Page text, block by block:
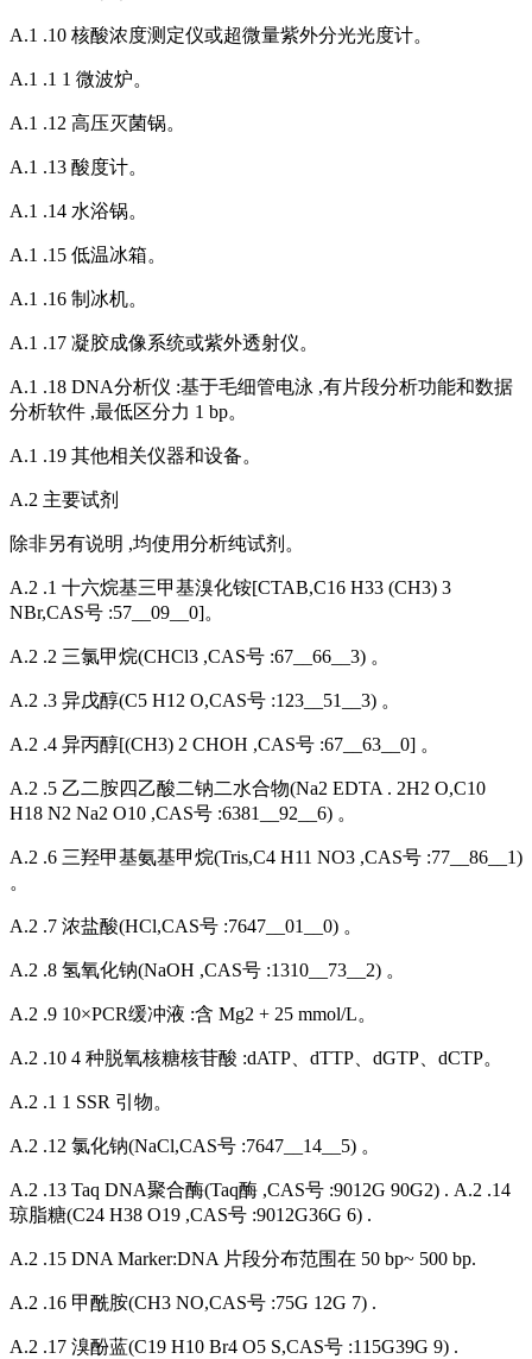
A.1 .10 核酸浓度测定仪或超微量紫外分光光度计。
A.1 .1 1 微波炉。
A.1 .12 高压灭菌锅。
A.1 .13 酸度计。
A.1 .14 水浴锅。
A.1 .15 低温冰箱。
A.1 .16 制冰机。
A.1 .17 凝胶成像系统或紫外透射仪。
A.1 .18 DNA分析仪 :基于毛细管电泳 ,有片段分析功能和数据
分析软件 ,最低区分力 1 bp。
A.1 .19 其他相关仪器和设备。
A.2 主要试剂
除非另有说明 ,均使用分析纯试剂。
A.2 .1 十六烷基三甲基溴化铵[CTAB,C16 H33 (CH3) 3
NBr,CAS号 :57__09__0]。
A.2 .2 三氯甲烷(CHCl3 ,CAS号 :67__66__3) 。
A.2 .3 异戊醇(C5 H12 O,CAS号 :123__51__3) 。
A.2 .4 异丙醇[(CH3) 2 CHOH ,CAS号 :67__63__0] 。
A.2 .5 乙二胺四乙酸二钠二水合物(Na2 EDTA . 2H2 O,C10
H18 N2 Na2 O10 ,CAS号 :6381__92__6) 。
A.2 .6 三羟甲基氨基甲烷(Tris,C4 H11 NO3 ,CAS号 :77__86__1)
。
A.2 .7 浓盐酸(HCl,CAS号 :7647__01__0) 。
A.2 .8 氢氧化钠(NaOH ,CAS号 :1310__73__2) 。
A.2 .9 10×PCR缓冲液 :含 Mg2 + 25 mmol/L。
A.2 .10 4 种脱氧核糖核苷酸 :dATP、dTTP、dGTP、dCTP。
A.2 .1 1 SSR 引物。
A.2 .12 氯化钠(NaCl,CAS号 :7647__14__5) 。
A.2 .13 Taq DNA聚合酶(Taq酶 ,CAS号 :9012G 90G2) . A.2 .14
琼脂糖(C24 H38 O19 ,CAS号 :9012G36G 6) .
A.2 .15 DNA Marker:DNA 片段分布范围在 50 bp~ 500 bp.
A.2 .16 甲酰胺(CH3 NO,CAS号 :75G 12G 7) .
A.2 .17 溴酚蓝(C19 H10 Br4 O5 S,CAS号 :115G39G 9) .